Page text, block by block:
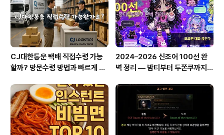
CJ대한통운 택배 직접수령 가능
할까? 방문수령 방법과 빠르게 찾
2024–2026 신조어 100선 완
벽 정리 — 밤티부터 두쫀쿠까지,